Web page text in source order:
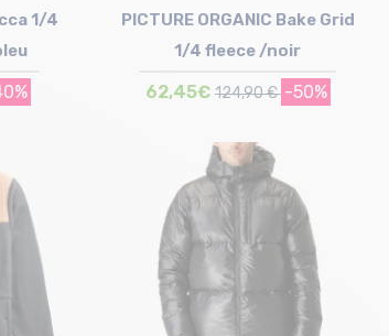
1/4
Taille en stock
PICTURE ORGANIC Bake Grid
1/4 fleece /noir
62,45€ 124,90 € -50%